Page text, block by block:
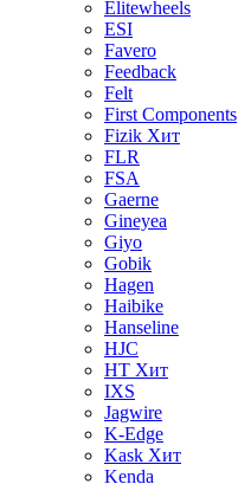
Elitewheels
ESI
Favero
Feedback
Felt
First Components
Fizik Хит
FLR
FSA
Gaerne
Gineyea
Giyo
Gobik
Hagen
Haibike
Hanseline
HJC
HT Хит
IXS
Jagwire
K-Edge
Kask Хит
Kenda